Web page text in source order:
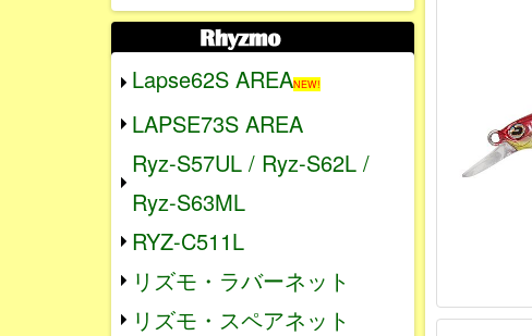
Lapse62S AREANEW!
LAPSE73S AREA
Ryz-S57UL / Ryz-S62L /
Ryz-S63ML
RYZ-C511L
リズモ・ラバーネット
リズモ・スペアネット